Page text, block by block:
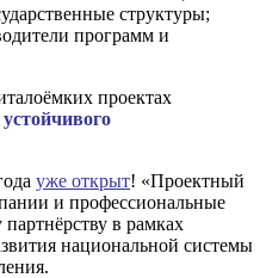
структуры;
программ и
проектах
уже открыт! «Проектный
и профессиональные
в рамках
национальной системы